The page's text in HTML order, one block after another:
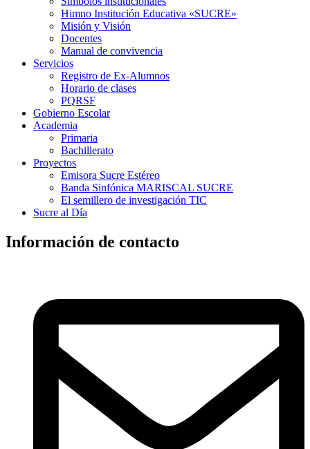
Himno Institución Educativa «SUCRE»
Misión y Visión
Docentes
Manual de convivencia
Servicios
Registro de Ex-Alumnos
Horario de clases
PQRSF
Gobierno Escolar
Academia
Primaria
Bachillerato
Proyectos
Emisora Sucre Estéreo
Banda Sinfónica MARISCAL SUCRE
El semillero de investigación TIC
Sucre al Día
Información de contacto